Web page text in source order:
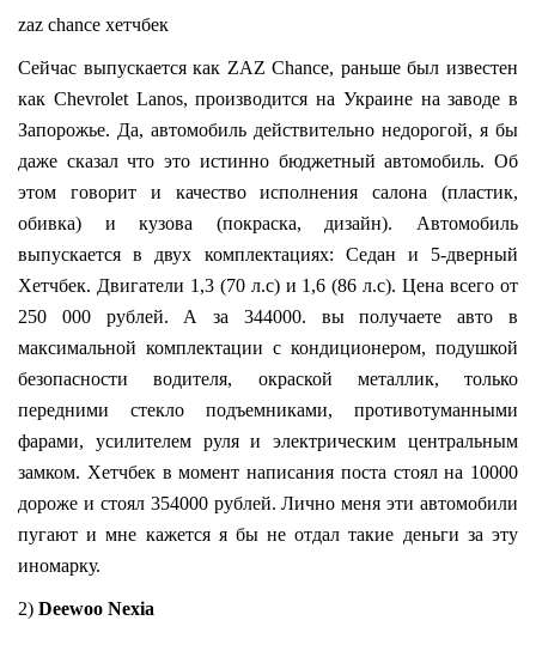
zaz chance хетчбек
Сейчас выпускается как ZAZ Chance, раньше был известен
как Сhevrolet Lanos, производится на Украине на заводе в
Запорожье. Да, автомобиль действительно недорогой, я бы
даже сказал что это истинно бюджетный автомобиль. Об
этом говорит и качество исполнения салона (пластик,
обивка) и кузова (покраска, дизайн). Автомобиль
выпускается в двух комплектациях: Седан и 5-дверный
Хетчбек. Двигатели 1,3 (70 л.с) и 1,6 (86 л.с). Цена всего от
250 000 рублей. А за 344000. вы получаете авто в
максимальной комплектации с кондиционером, подушкой
безопасности водителя, окраской металлик, только
передними стекло подъемниками, противотуманными
фарами, усилителем руля и электрическим центральным
замком. Хетчбек в момент написания поста стоял на 10000
дороже и стоял 354000 рублей. Лично меня эти автомобили
пугают и мне кажется я бы не отдал такие деньги за эту
иномарку.
2) Deewoo Nexia